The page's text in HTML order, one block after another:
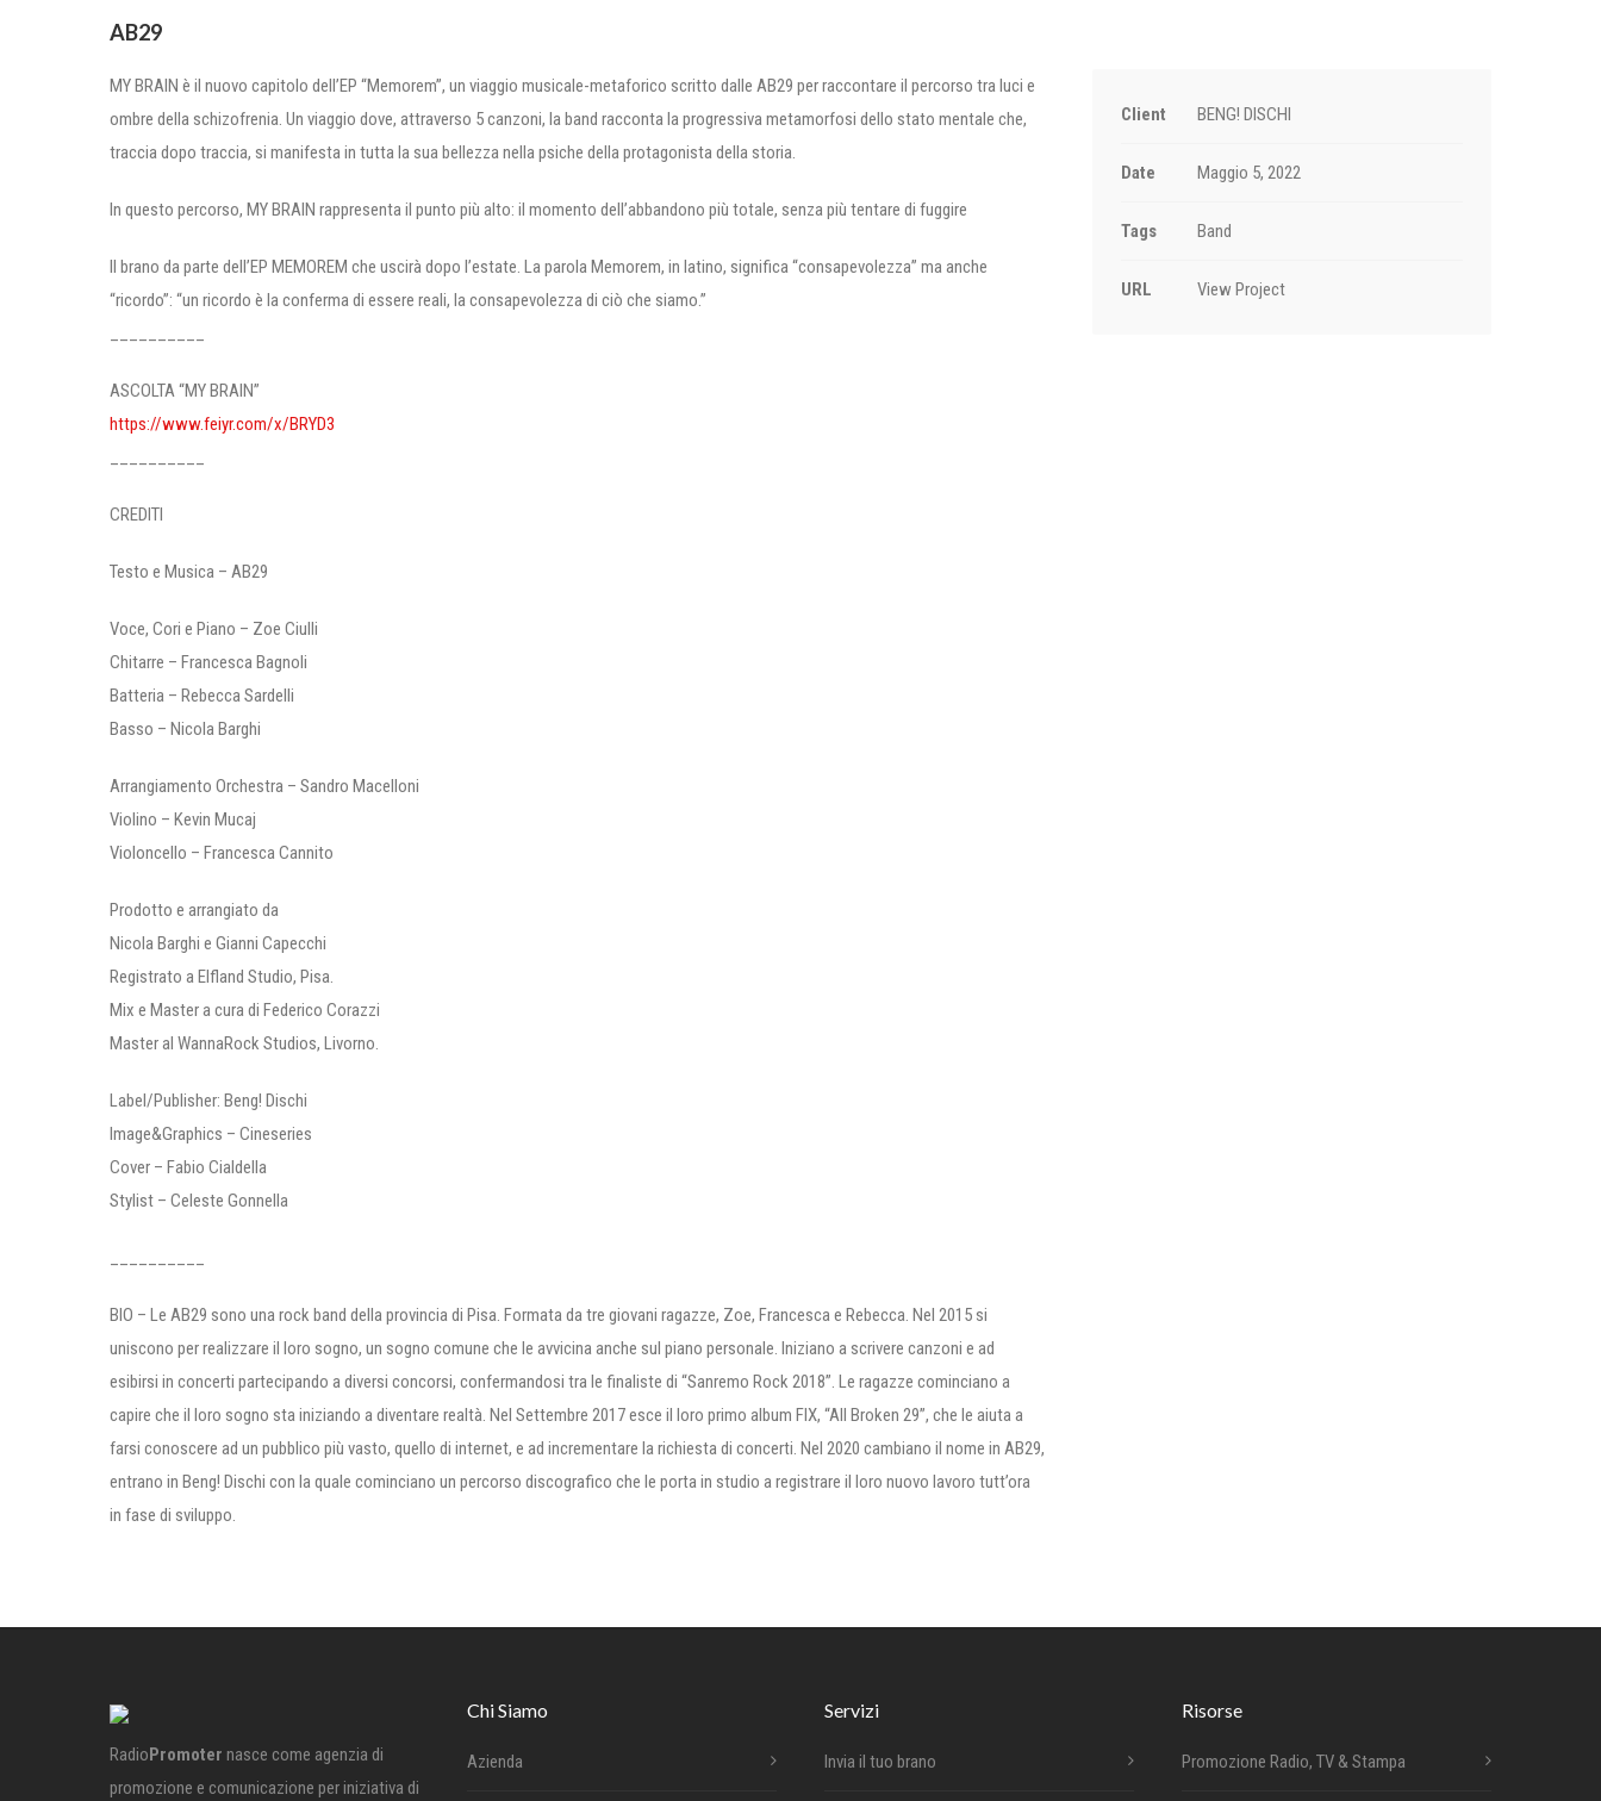
AB29
MY BRAIN è il nuovo capitolo dell’EP “Memorem”, un viaggio musicale-metaforico scritto dalle AB29 per raccontare il percorso tra luci e
ombre della schizofrenia. Un viaggio dove, attraverso 5 canzoni, la band racconta la progressiva metamorfosi dello stato mentale che,
traccia dopo traccia, si manifesta in tutta la sua bellezza nella psiche della protagonista della storia.
In questo percorso, MY BRAIN rappresenta il punto più alto: il momento dell’abbandono più totale, senza più tentare di fuggire
Il brano da parte dell’EP MEMOREM che uscirà dopo l’estate. La parola Memorem, in latino, significa “consapevolezza” ma anche
“ricordo”: “un ricordo è la conferma di essere reali, la consapevolezza di ciò che siamo.”
ASCOLTA “MY BRAIN”
https://www.feiyr.com/x/BRYD3
CREDITI
Testo e Musica – AB29
Voce, Cori e Piano – Zoe Ciulli
Chitarre – Francesca Bagnoli
Batteria – Rebecca Sardelli
Basso – Nicola Barghi
Arrangiamento Orchestra – Sandro Macelloni
Violino – Kevin Mucaj
Violoncello – Francesca Cannito
Prodotto e arrangiato da
Nicola Barghi e Gianni Capecchi
Registrato a Elfland Studio, Pisa.
Mix e Master a cura di Federico Corazzi
Master al WannaRock Studios, Livorno.
Label/Publisher: Beng! Dischi
Image&Graphics – Cineseries
Cover – Fabio Cialdella
Stylist – Celeste Gonnella
BIO – Le AB29 sono una rock band della provincia di Pisa. Formata da tre giovani ragazze, Zoe, Francesca e Rebecca. Nel 2015 si
uniscono per realizzare il loro sogno, un sogno comune che le avvicina anche sul piano personale. Iniziano a scrivere canzoni e ad
esibirsi in concerti partecipando a diversi concorsi, confermandosi tra le finaliste di “Sanremo Rock 2018”. Le ragazze cominciano a
capire che il loro sogno sta iniziando a diventare realtà. Nel Settembre 2017 esce il loro primo album FIX, “All Broken 29”, che le aiuta a
farsi conoscere ad un pubblico più vasto, quello di internet, e ad incrementare la richiesta di concerti. Nel 2020 cambiano il nome in AB29,
entrano in Beng! Dischi con la quale cominciano un percorso discografico che le porta in studio a registrare il loro nuovo lavoro tutt’ora
in fase di sviluppo.
Client BENG! DISCHI
Date Maggio 5, 2022
Tags Band
URL View Project
RadioPromoter nasce come agenzia di
promozione e comunicazione per iniziativa di
Chi Siamo
Azienda
Servizi
Invia il tuo brano
Risorse
Promozione Radio, TV & Stampa